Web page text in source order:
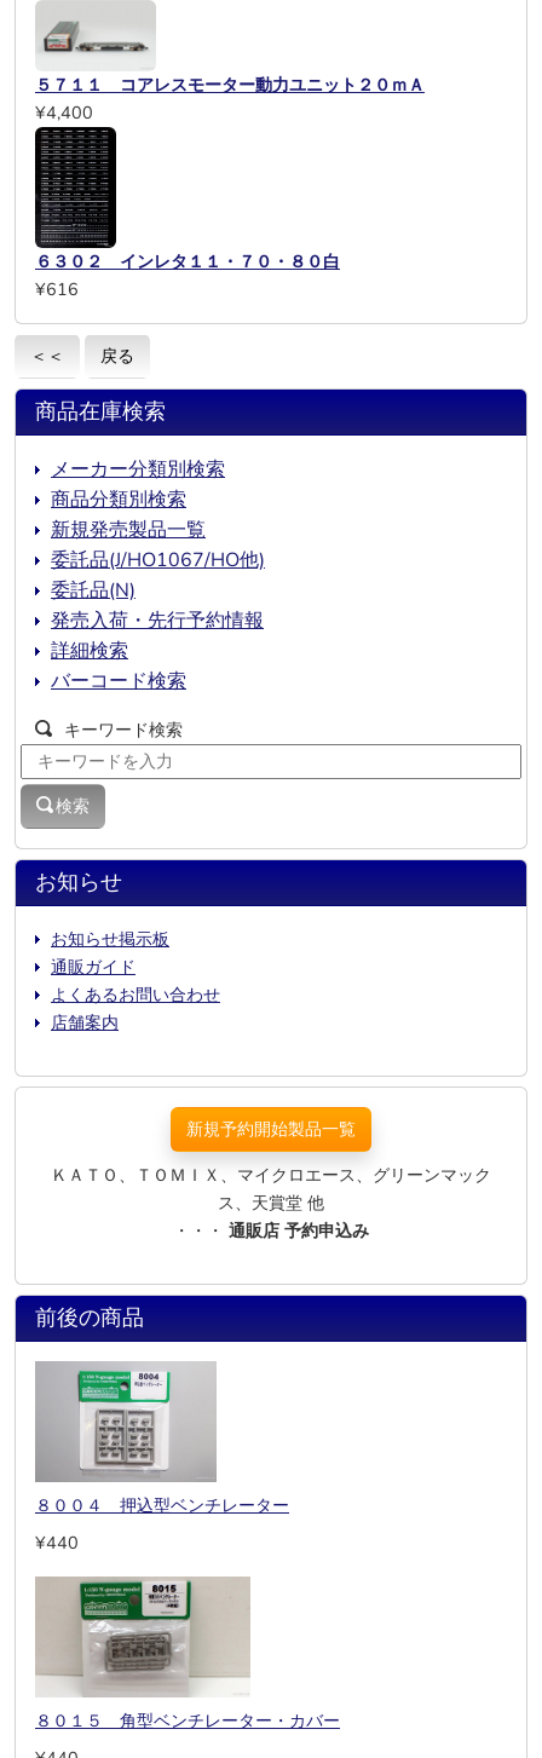
５７１１ コアレスモーター動力ユニット２０ｍＡ
¥4,400
６３０２ インレタ１１・７０・８０白
¥616
＜＜ 戻る
お知らせ
お知らせ掲示板
通販ガイド
よくあるお問い合わせ
店舗案内
商品在庫検索
メーカー分類別検索
商品分類別検索
新規発売製品一覧
委託品(J/HO1067/HO他)
委託品(N)
発売入荷・先行予約情報
詳細検索
バーコード検索
キーワード検索
検索
新規予約開始製品一覧
ＫＡＴＯ、ＴＯＭＩＸ、マイクロエース、グリーンマック
ス、天賞堂 他
・・・ 通販店 予約申込み
前後の商品
８００４ 押込型ベンチレーター
¥440
８０１５ 角型ベンチレーター・カバー